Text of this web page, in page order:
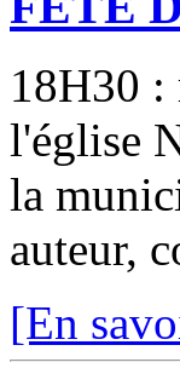
18H30 :
l'église
la
auteur,
[En